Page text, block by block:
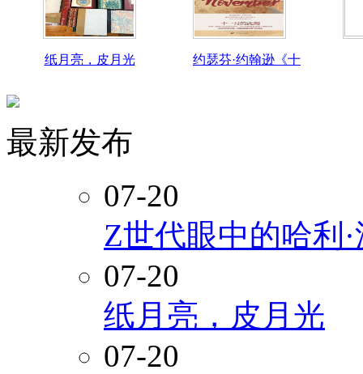
纸月亮，皮月光 约瑟芬·约翰逊《十
最新发布
07-20
Z世代眼中的哈利
07-20
纸月亮，皮月光
07-20